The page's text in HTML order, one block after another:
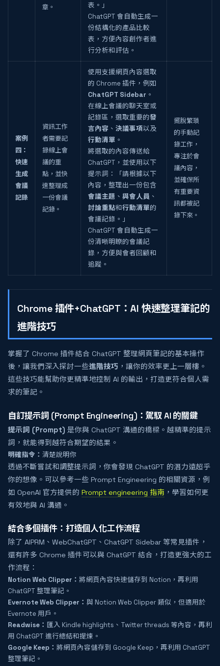
章。
表。」
ChatGPT 會自動生成一
份結構化的產品比較
表，方便內容創作者進
行分析和評估。
案例
四：
快速
生成
會議
記錄
資訊工作
者需要記
錄線上會
議的重
點，並快
速整理成
一份會議
記錄。
使用支援網頁內容選取
的 Chrome 插件，例如
ChatGPT Sidebar 。
在線上會議的聊天室或
記錄區，選取重要的發
言內容 、 決議事項以及
行動清單 。
將選取的內容傳送給
ChatGPT，並使用以下
提示詞：「請根據以下
內容，整理出一份包含
會議主題 、 與會人員 、
討論重點和行動清單的
會議記錄。」
ChatGPT 會自動生成一
份清晰明瞭的會議記
錄，方便與會者回顧和
追蹤。
擺脫繁瑣
的手動記
錄工作，
專注於會
議內容，
並確保所
有重要資
訊都被記
錄下來。
Chrome 插件+ChatGPT：AI 快速整理筆記的
進階技巧
掌握了 Chrome 插件結合 ChatGPT 整理網頁筆記的基本操作
後，讓我們深入探討一些進階技巧 ，讓你的效率更上一層樓。
這些技巧能幫助你更精準地控制 AI 的輸出，打造更符合個人需
求的筆記。
自訂提示詞 (Prompt Engineering)：駕馭 AI 的關鍵
提示詞 (Prompt) 是你與 ChatGPT 溝通的橋樑。越精準的提示
詞，就能得到越符合期望的結果。
明確指令： 清楚說明你
透過不斷嘗試和調整提示詞，你會發現 ChatGPT 的潛力遠超乎
你的想像。可以參考一些 Prompt Engineering 的相關資源，例
如 OpenAI 官方提供的 Prompt engineering 指南 ，學習如何更
有效地與 AI 溝通。
結合多個插件：打造個人化工作流程
除了 AIPRM、WebChatGPT、ChatGPT Sidebar 等常見插件，
還有許多 Chrome 插件可以與 ChatGPT 結合，打造更強大的工
作流程：
Notion Web Clipper： 將網頁內容快速儲存到 Notion，再利用
ChatGPT 整理筆記。
Evernote Web Clipper： 與 Notion Web Clipper 類似，但適用於
Evernote 用戶。
Readwise： 匯入 Kindle highlights、Twitter threads 等內容，再利
用 ChatGPT 進行總結和提煉。
Google Keep： 將網頁內容儲存到 Google Keep，再利用 ChatGPT
整理筆記。